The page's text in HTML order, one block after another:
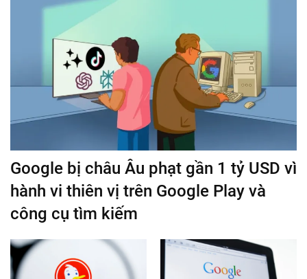
Google bị châu Âu phạt gần 1 tỷ USD vì
hành vi thiên vị trên Google Play và
công cụ tìm kiếm